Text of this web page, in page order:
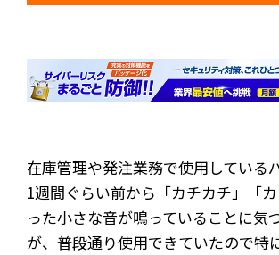
在庫管理や発注業務で使用している
1週間ぐらい前から「カチカチ」「
った小さな音が鳴っていることに気
が、普段通り使用できていたので特